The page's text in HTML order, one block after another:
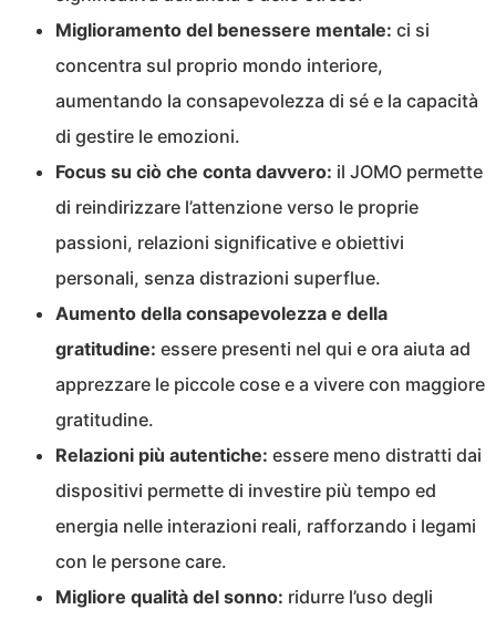
Miglioramento del benessere mentale: ci si
concentra sul proprio mondo interiore,
aumentando la consapevolezza di sé e la capacità
di gestire le emozioni.
Focus su ciò che conta davvero: il JOMO permette
di reindirizzare l’attenzione verso le proprie
passioni, relazioni significative e obiettivi
personali, senza distrazioni superflue.
Aumento della consapevolezza e della
gratitudine: essere presenti nel qui e ora aiuta ad
apprezzare le piccole cose e a vivere con maggiore
gratitudine.
Relazioni più autentiche: essere meno distratti dai
dispositivi permette di investire più tempo ed
energia nelle interazioni reali, rafforzando i legami
con le persone care.
Migliore qualità del sonno: ridurre l’uso degli